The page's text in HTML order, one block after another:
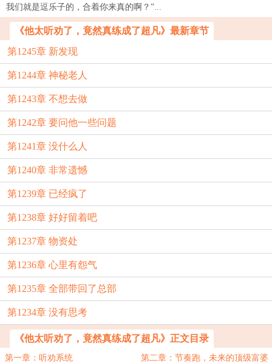
我们就是逗乐子的，合着你来真的啊？”...
《他太听劝了，竟然真练成了超凡》最新章节
第1245章 新发现
第1244章 神秘老人
第1243章 不想去做
第1242章 要问他一些问题
第1241章 没什么人
第1240章 非常遗憾
第1239章 已经疯了
第1238章 好好留着吧
第1237章 物资处
第1236章 心里有怨气
第1235章 全部带回了总部
第1234章 没有思考
《他太听劝了，竟然真练成了超凡》正文目录
第一章：听劝系统 第二章：节奏跑，未来的顶级富婆